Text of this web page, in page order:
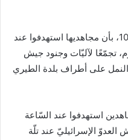
وأفادت المقاومة اللبنانية في البيان 10، بأن مجاهديها استهدفوا عند
والساعة 03:40، اليوم، تجمّعًا لآليّات وجنود جيش
على أطراف بلدة الطيري
رقم 11، أن المجاهدين استهدفوا عند السّاعة
العدوّ الإسرائيليّ عند تلّة